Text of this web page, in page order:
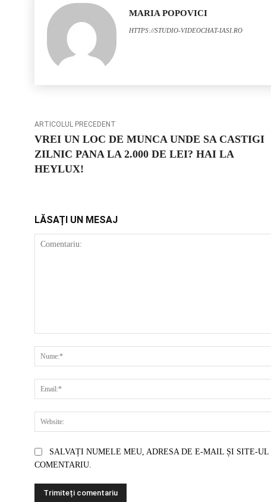
MARIA POPOVICI
HTTPS://STUDIO-VIDEOCHAT-IASI.RO
ARTICOLUL PRECEDENT
VREI UN LOC DE MUNCA UNDE SA CASTIGI
ZILNIC PANA LA 2.000 DE LEI? HAI LA
HEYLUX!
LĂSAȚI UN MESAJ
SALVAȚI NUMELE MEU, ADRESA DE E-MAIL ȘI SITE-
COMENTARIU.